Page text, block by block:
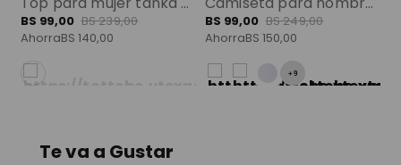
BS 99,00 BS239,00
AhorraBS 140,00
BS 99,00 BS249,00
AhorraBS 150,00
+9
Te va a Gustar